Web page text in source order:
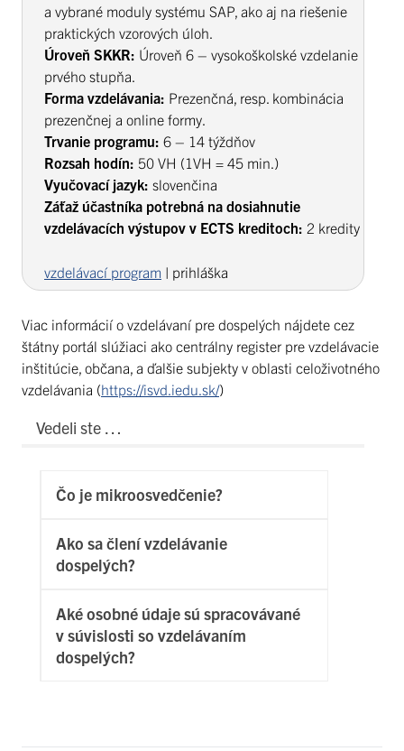
a vybrané moduly systému SAP, ako aj na riešenie
praktických vzorových úloh.
Úroveň SKKR: Úroveň 6 – vysokoškolské vzdelanie
prvého stupňa.
Forma vzdelávania: Prezenčná, resp. kombinácia
prezenčnej a online formy.
Trvanie programu: 6 – 14 týždňov
Rozsah hodín: 50 VH (1VH = 45 min.)
Vyučovací jazyk: slovenčina
Záťaž účastníka potrebná na dosiahnutie
vzdelávacích výstupov v ECTS kreditoch: 2 kredity
vzdelávací program | prihláška
Viac informácií o vzdelávaní pre dospelých nájdete cez
štátny portál slúžiaci ako centrálny register pre vzdelávacie
inštitúcie, občana, a ďalšie subjekty v oblasti celoživotného
vzdelávania (https://isvd.iedu.sk/)
Vedeli ste …
Čo je mikroosvedčenie?
Ako sa člení vzdelávanie
dospelých?
Aké osobné údaje sú spracovávané
v súvislosti so vzdelávaním
dospelých?